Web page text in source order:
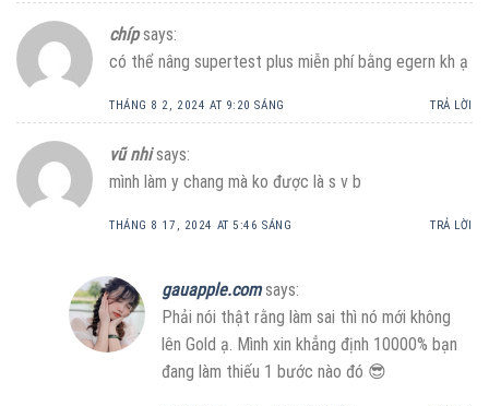
chíp says:
có thể nâng supertest plus miễn phí bằng egern kh ạ
THÁNG 8 2, 2024 AT 9:20 SÁNG TRẢ LỜI
vũ nhi says:
mình làm y chang mà ko được là s v b
THÁNG 8 17, 2024 AT 5:46 SÁNG TRẢ LỜI
gauapple.com says:
Phải nói thật rằng làm sai thì nó mới không
lên Gold ạ. Mình xin khẳng định 10000% bạn
đang làm thiếu 1 bước nào đó 😎